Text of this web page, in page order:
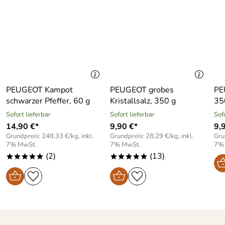
PEUGEOT Kampot
schwarzer Pfeffer, 60 g
Sofort lieferbar
14,90 €*
Grundpreis: 248,33 €/kg, inkl.
7% MwSt.
***** (2)
PEUGEOT grobes
Kristallsalz, 350 g
Sofort lieferbar
9,90 €*
Grundpreis: 28,29 €/kg, inkl.
7% MwSt.
***** (13)